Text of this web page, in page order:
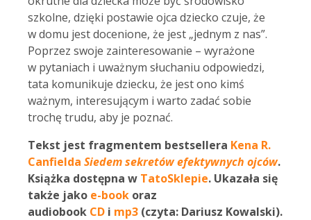
szkolne, dzięki postawie ojca dziecko czuje, że
w domu jest docenione, że jest „jednym z nas”.
Poprzez swoje zainteresowanie – wyrażone
w pytaniach i uważnym słuchaniu odpowiedzi,
tata komunikuje dziecku, że jest ono kimś
ważnym, interesującym i warto zadać sobie
trochę trudu, aby je poznać.
Tekst jest fragmentem bestsellera Kena R.
Canfielda Siedem sekretów efektywnych ojców.
Książka dostępna w TatoSklepie. Ukazała się
także jako e-book oraz
audiobook CD i mp3 (czyta: Dariusz Kowalski).